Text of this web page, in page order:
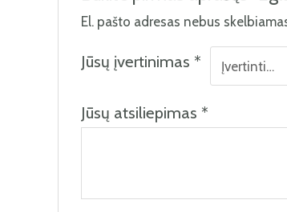
El. pašto adresas nebus
Jūsų įvertinimas *
Jūsų atsiliepimas *